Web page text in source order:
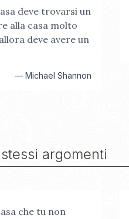
deve trovarsi un
alla casa molto
deve avere un
—Michael Shannon
argomenti
che tu non